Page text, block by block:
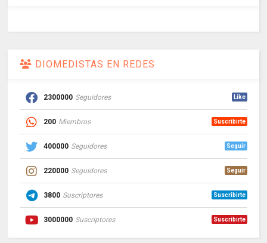
DIOMEDISTAS EN REDES
2300000 Seguidores Like
200 Miembros Suscribirte
400000 Seguidores Seguir
220000 Seguidores Seguir
3800 Suscriptores Suscribirte
3000000 Suscriptores Suscribirte